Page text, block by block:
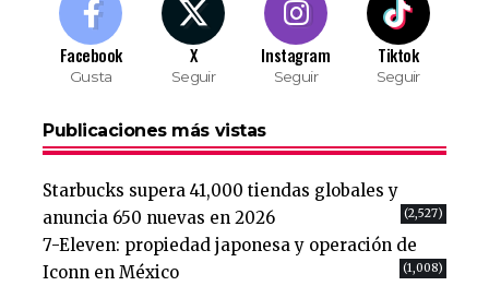
Facebook
Gusta
X
Seguir
Instagram
Seguir
Tiktok
Seguir
Publicaciones más vistas
Starbucks supera 41,000 tiendas globales y
anuncia 650 nuevas en 2026
(2,527)
7-Eleven: propiedad japonesa y operación de
Iconn en México
(1,008)